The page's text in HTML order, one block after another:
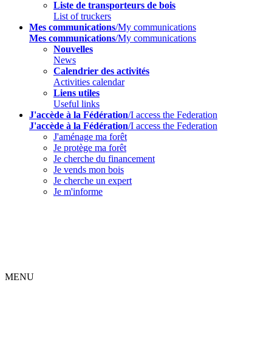
Liste de transporteurs de bois
List of truckers
Mes communications/My communications
Mes communications/My communications
Nouvelles
News
Calendrier des activités
Activities calendar
Liens utiles
Useful links
J'accède à la Fédération/I access the Federation
J'accède à la Fédération/I access the Federation
J'aménage ma forêt
Je protège ma forêt
Je cherche du financement
Je vends mon bois
Je cherche un expert
Je m'informe
MENU